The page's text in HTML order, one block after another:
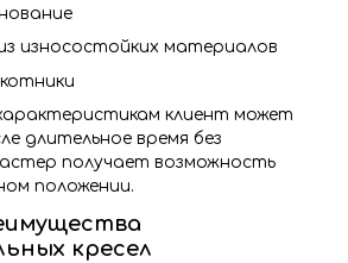
износостойких материалов
клиент может
длительное время без
получает возможность
положении.
кресел